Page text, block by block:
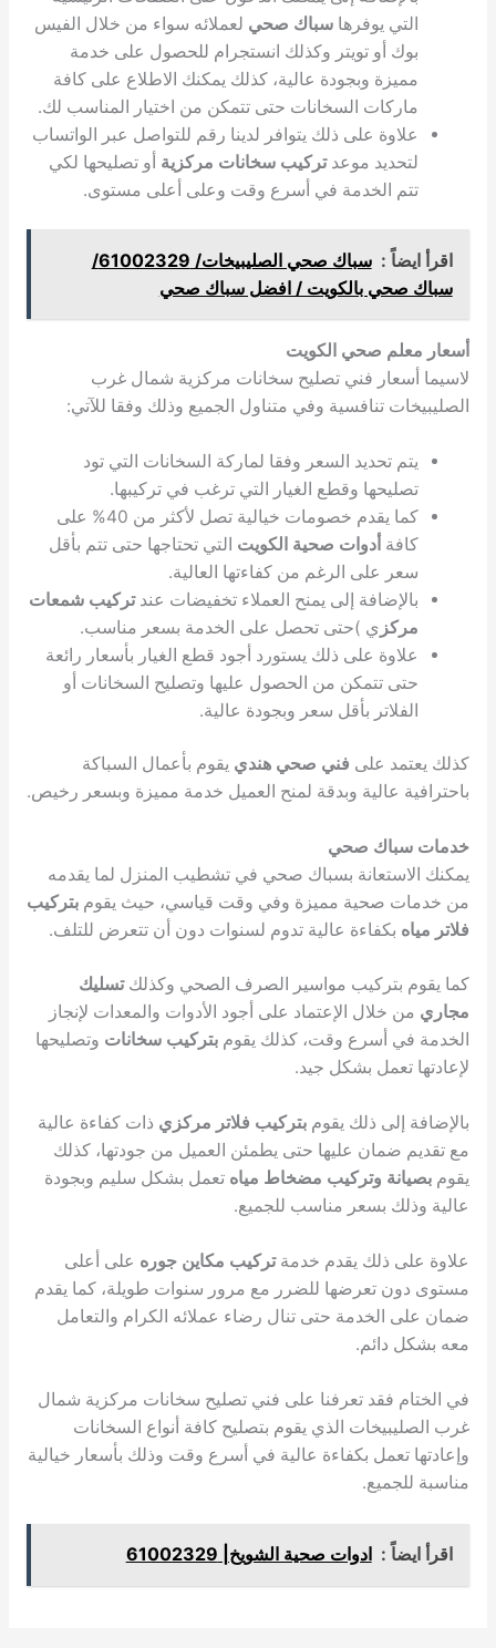
التي يوفرهاسباك صحي لعملائه سواء من خلال الفيس
بوك أو تويتر وكذلك انستجرام للحصول على خدمة
مميزة وبجودة عالية، كذلك يمكنك الاطلاع على كافة
ماركات السخانات حتى تتمكن من اختيار المناسب لك.
علاوة على ذلك يتوافر لدينا رقم للتواصل عبر الواتساب
لتحديد موعد تركيب سخانات مركزية أو تصليحها لكي
تتم الخدمة في أسرع وقت وعلى أعلى مستوى.
اقرأ ايضاً :
سباك صحي الصليبيخات/ 61002329/
سباك صحي بالكويت / افضل سباك صحي
أسعار معلم صحي الكويت
لاسيما أسعار فني تصليح سخانات مركزية شمال غرب
الصليبيخات تنافسية وفي متناول الجميع وذلك وفقا للآتي:
يتم تحديد السعر وفقا لماركة السخانات التي تود
تصليحها وقطع الغيار التي ترغب في تركيبها.
كما يقدم خصومات خيالية تصل لأكثر من 40% على
كافة أدوات صحية الكويت التي تحتاجها حتى تتم بأقل
سعر على الرغم من كفاءتها العالية.
بالإضافة إلى يمنح العملاء تخفيضات عندتركيب شمعات
مركز ي )حتى تحصل على الخدمة بسعر مناسب.
علاوة على ذلك يستورد أجود قطع الغيار بأسعار رائعة
حتى تتمكن من الحصول عليها وتصليح السخانات أو
الفلاتر بأقل سعر وبجودة عالية.
كذلك يعتمد على فني صحي هندي يقوم بأعمال السباكة
باحترافية عالية وبدقة لمنح العميل خدمة مميزة وبسعر رخيص.
خدمات سباك صحي
يمكنك الاستعانة بسباك صحي في تشطيب المنزل لما يقدمه
من خدمات صحية مميزة وفي وقت قياسي، حيث يقوم بتركيب
فلاتر مياه بكفاءة عالية تدوم لسنوات دون أن تتعرض للتلف.
كما يقوم بتركيب مواسير الصرف الصحي وكذلكتسليك
مجاري من خلال الإعتماد على أجود الأدوات والمعدات لإنجاز
الخدمة في أسرع وقت، كذلك يقوم بتركيب سخانات وتصليحها
لإعادتها تعمل بشكل جيد.
بالإضافة إلى ذلك يقوم بتركيب فلاتر مركزي ذات كفاءة عالية
مع تقديم ضمان عليها حتى يطمئن العميل من جودتها، كذلك
يقوم بصيانة وتركيب مضخاط مياه تعمل بشكل سليم وبجودة
عالية وذلك بسعر مناسب للجميع.
علاوة على ذلك يقدم خدمةتركيب مكاين جوره على أعلى
مستوى دون تعرضها للضرر مع مرور سنوات طويلة، كما يقدم
ضمان على الخدمة حتى تنال رضاء عملائه الكرام والتعامل
معه بشكل دائم.
في الختام فقد تعرفنا على فني تصليح سخانات مركزية شمال
غرب الصليبيخات الذي يقوم بتصليح كافة أنواع السخانات
وإعادتها تعمل بكفاءة عالية في أسرع وقت وذلك بأسعار خيالية
مناسبة للجميع.
اقرأ ايضاً : ادوات صحية الشويخ| 61002329